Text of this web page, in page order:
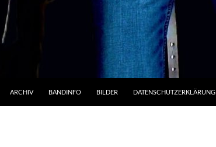
ARCHIV BANDINFO BILDER DATENSCHUTZERKLÄRUNG